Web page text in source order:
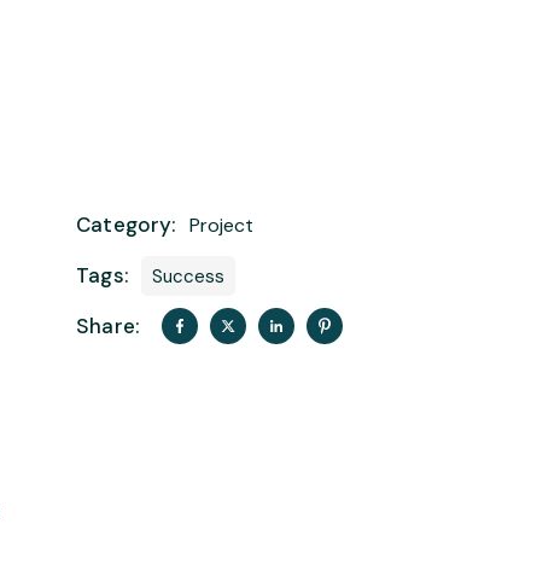
Category: Project
Tags: Success
Share: